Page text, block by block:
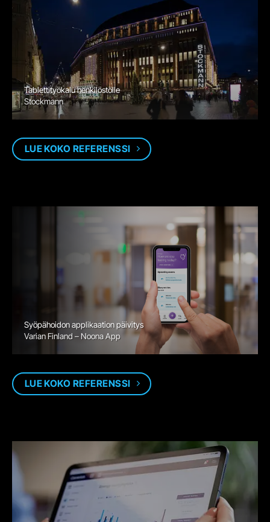
Tablettityökalu henkilöstölle
Stockmann
LUE KOKO REFERENSSI
Syöpähoidon applikaation päivitys
Varian Finland – Noona App
LUE KOKO REFERENSSI